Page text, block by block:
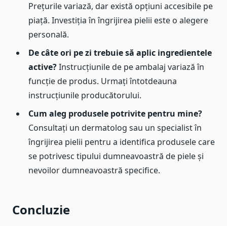
Prețurile variază, dar există opțiuni accesibile pe
piață. Investiția în îngrijirea pielii este o alegere
personală.
De câte ori pe zi trebuie să aplic ingredientele
active?Instrucțiunile de pe ambalaj variază în
funcție de produs. Urmați întotdeauna
instrucțiunile producătorului.
Cum aleg produsele potrivite pentru mine?
Consultați un dermatolog sau un specialist în
îngrijirea pielii pentru a identifica produsele care
se potrivesc tipului dumneavoastră de piele și
nevoilor dumneavoastră specifice.
Concluzie